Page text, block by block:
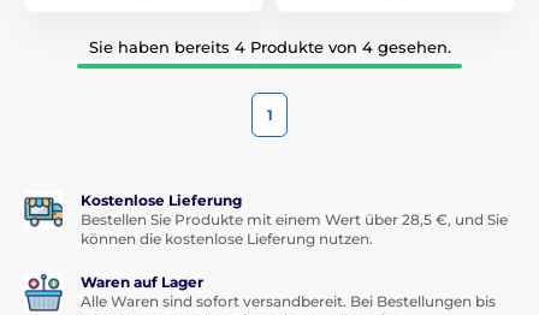
Sie haben bereits 4 Produkte von 4 gesehen.
1
Kostenlose Lieferung
Bestellen Sie Produkte mit einem Wert über 28,5 €, und Sie
können die kostenlose Lieferung nutzen.
Waren auf Lager
Alle Waren sind sofort versandbereit. Bei Bestellungen bis